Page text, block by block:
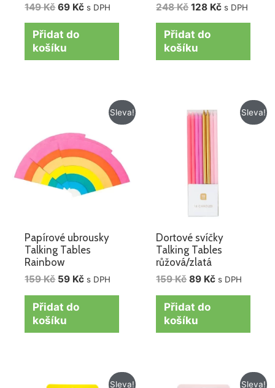
149Kč 69 Kč s DPH
Přidat do
košíku
248Kč 128 Kč s DPH
Přidat do
košíku
Sleva!
Papírové ubrousky
Talking Tables
Rainbow
159Kč
byla:
59 Kč
Aktuální
je:
59 Kč.
s DPH
Přidat do
košíku
Sleva!
Dortové svíčky
Talking Tables
růžová/zlatá
159Kč
Původní
cena
byla:
159 Kč.
89 Kč
Aktuální
s DPH
Přidat do
košíku
Sleva!
PůvodníAktuální
Sleva!
PůvodníAktuální